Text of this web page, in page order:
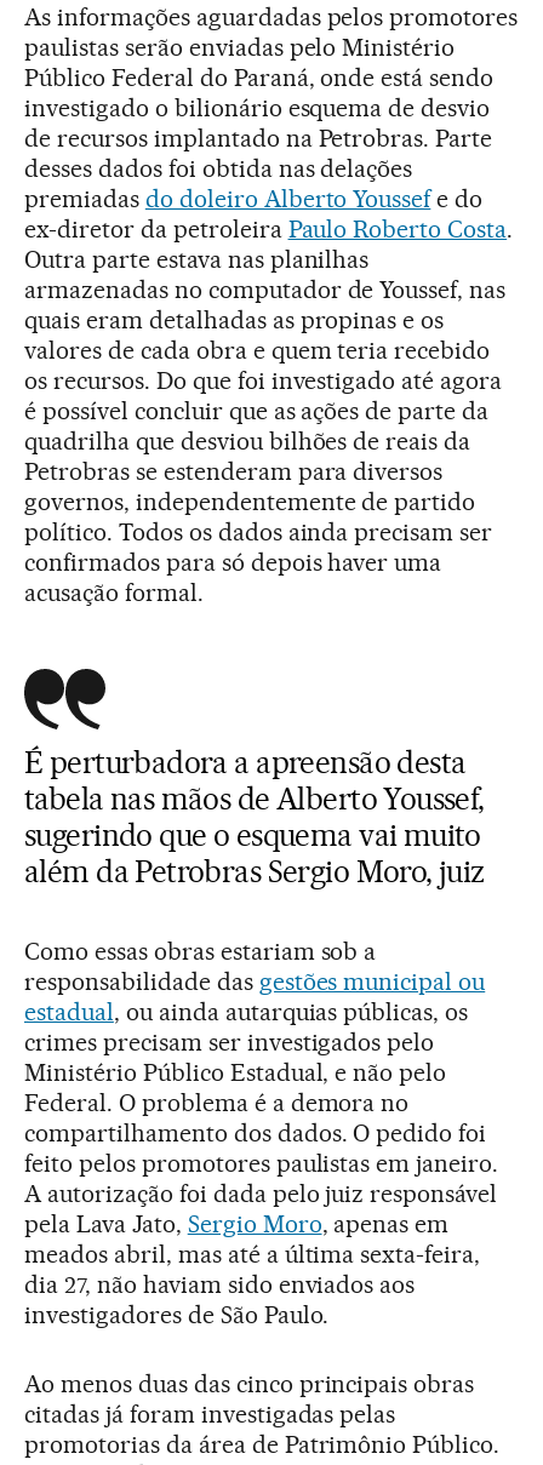
As informações aguardadas pelos promotores
paulistas serão enviadas pelo Ministério
Público Federal do Paraná, onde está sendo
investigado o bilionário esquema de desvio
de recursos implantado na Petrobras. Parte
desses dados foi obtida nas delações
premiadas do doleiro Alberto Youssefe do
ex-diretor da petroleira Paulo Roberto Costa.
Outra parte estava nas planilhas
armazenadas no computador de Youssef, nas
quais eram detalhadas as propinas e os
valores de cada obra e quem teria recebido
os recursos. Do que foi investigado até agora
é possível concluir que as ações de parte da
quadrilha que desviou bilhões de reais da
Petrobras se estenderam para diversos
governos, independentemente de partido
político. Todos os dados ainda precisam ser
confirmados para só depois haver uma
acusação formal.
É perturbadora a apreensão desta
tabela nas mãos de Alberto Youssef,
sugerindo que o esquema vai muito
além da Petrobras Sergio Moro, juiz
Como essas obras estariam sob a
responsabilidade das gestões municipal ou
estadual, ou ainda autarquias públicas, os
crimes precisam ser investigados pelo
Ministério Público Estadual, e não pelo
Federal. O problema é a demora no
compartilhamento dos dados. O pedido foi
feito pelos promotores paulistas em janeiro.
A autorização foi dada pelo juiz responsável
pela Lava Jato, Sergio Moro, apenas em
meados abril, mas até a última sexta-feira,
dia 27, não haviam sido enviados aos
investigadores de São Paulo.
Ao menos duas das cinco principais obras
citadas já foram investigadas pelas
promotorias da área de Patrimônio Público.